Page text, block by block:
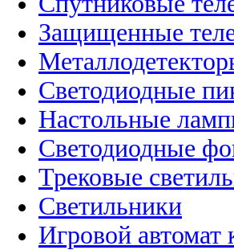
Защищенные
Светодиодные
Настольные
Светодиодные
Трековые
Светильники
Игровой